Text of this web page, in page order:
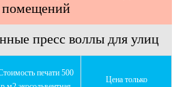
помещений
пресс воллы для улиц
печати 500
Цена только